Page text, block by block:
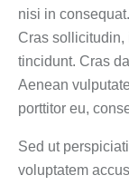
nisi in
Cras sollicitudin,
tincidunt. Cras
Aenean
porttitor eu,
Sed ut
voluptatem